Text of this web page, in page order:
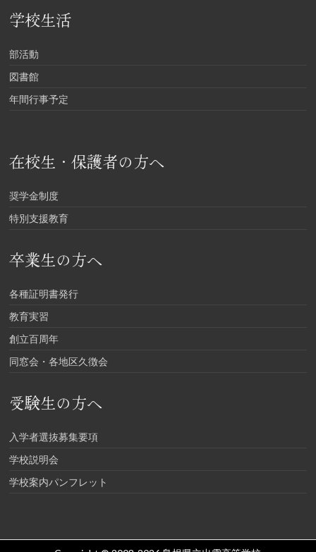
学校生活
部活動
図書館
年間行事予定
在校生・保護者の方へ
奨学金制度
特別支援教育
卒業生の方へ
各種証明書発行
教育実習
創立百周年
同窓会・各地区久徴会
受験生の方へ
入学者選抜募集要項
学校説明会
学校案内パンフレット